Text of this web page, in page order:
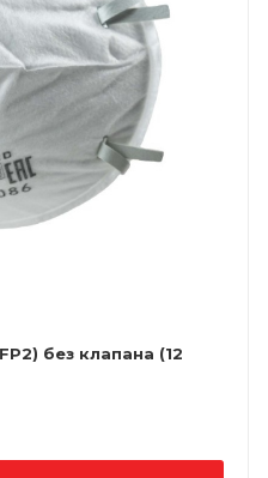
без клапана (12